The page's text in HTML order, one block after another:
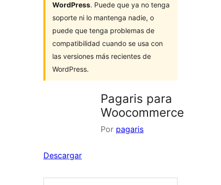
WordPress. Puede que ya no tenga
soporte ni lo mantenga nadie, o
puede que tenga problemas de
compatibilidad cuando se usa con
las versiones más recientes de
WordPress.
Pagaris para
Woocommerce
Por pagaris
Descargar